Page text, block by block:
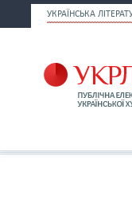
УКРАЇНСЬКА